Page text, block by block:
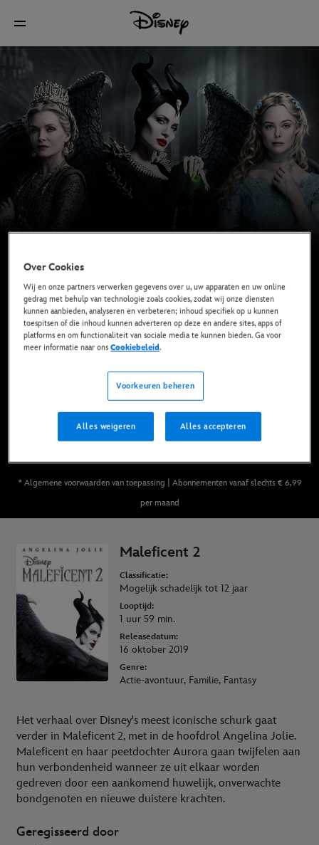
Nu beschikbaar op Disney+*, DVD, Blu-Ray &
Digitaal
BEKIJK OP DISNEY+
KOOP DE FILM
* Algemene voorwaarden van toepassing | Abonnementen vanaf slechts € 6,99
per maand
Maleficent 2
Classificatie:
Mogelijk schadelijk tot 12 jaar
Looptijd:
1 uur 59 min.
Releasedatum:
16 oktober 2019
Genre:
Actie-avontuur, Familie, Fantasy
Het verhaal over Disney's meest iconische schurk gaat
verder in Maleficent 2, met in de hoofdrol Angelina Jolie.
Maleficent en haar peetdochter Aurora gaan twijfelen aan
hun verbondenheid wanneer ze uit elkaar worden
gedreven door een aankomend huwelijk, onverwachte
bondgenoten en nieuwe duistere krachten.
Geregisseerd door
Over Cookies
Wij en onze partners verwerken gegevens over u, uw apparaten en uw online
gedrag met behulp van technologie zoals cookies, zodat wij onze diensten
kunnen aanbieden, analyseren en verbeteren; inhoud specifiek op u kunnen
toespitsen of die inhoud kunnen adverteren op deze en andere sites, apps of
platforms en om functionaliteit van sociale media te kunnen bieden. Ga voor
meer informatie naar onsCookiebeleid.
Voorkeuren beheren
Alles weigeren Alles accepteren